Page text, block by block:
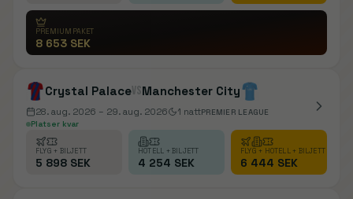
PREMIUMPAKET
8 653 SEK
Crystal PalacevsManchester City
28. aug. 2026 – 29. aug. 2026 1 nattPREMIER LEAGUE
Platser kvar
FLYG + BILJETT
5 898 SEK
HOTELL + BILJETT
4 254 SEK
FLYG + HOTELL + BILJETT
6 444 SEK